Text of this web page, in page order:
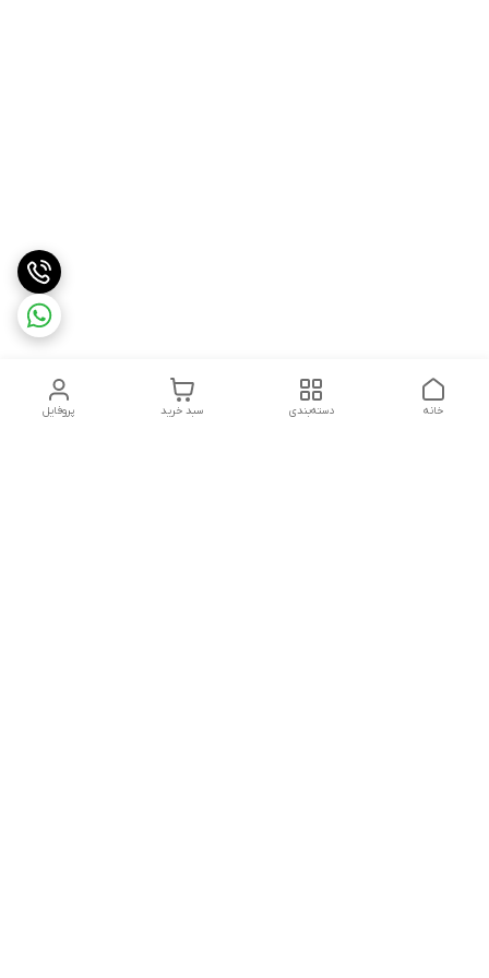
پروفایل سبد خرید دسته‌بندی خانه